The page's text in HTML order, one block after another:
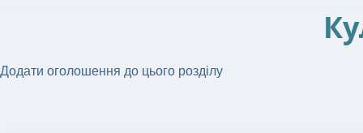
Додати оголошення до цього розділу